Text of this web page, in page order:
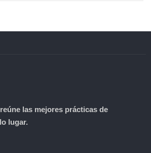
las mejores prácticas de
lugar.